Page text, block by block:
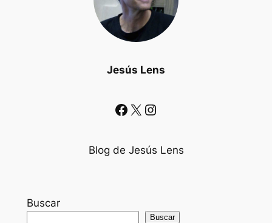
Jesús Lens
Facebook X Instagram
Blog de Jesús Lens
Buscar
Buscar